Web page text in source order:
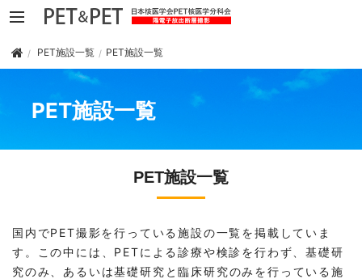
PET施設一覧 PET施設一覧
PET施設一覧
PET施設一覧
国内でPET撮影を行っている施設の一覧を掲載していま
す。この中には、PETによる診療や検診を行わず、基礎研
究のみ、あるいは基礎研究と臨床研究のみを行っている施